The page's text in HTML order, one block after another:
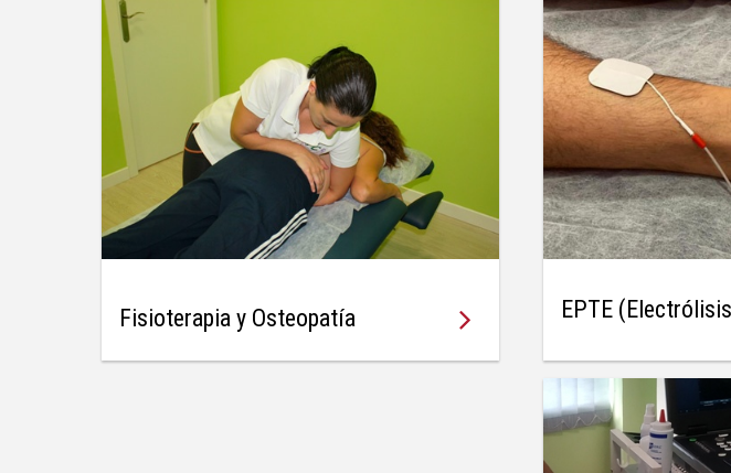
Fisioterapia y Osteopatía  EPTE